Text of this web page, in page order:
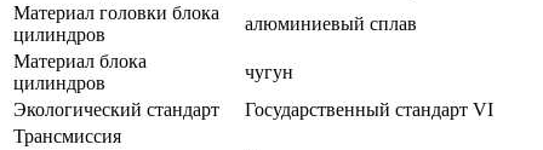
Материал головки блока
цилиндров
алюминиевый сплав
Материал блока
цилиндров
чугун
Экологический стандарт
Государственный стандарт VI
Трансмиссия